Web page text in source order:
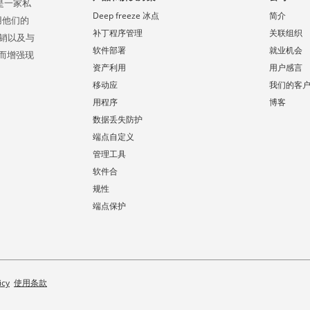
一家私
们的
以及与
增强现
Deep freeze 冰点
补丁程序管理
软件部署
资产利用
移动应
用程序
数据丢失防护
端点自定义
管理工具
软件合
规性
端点保护
简介
关联组织
就业机会
用户感言
我们的客
博客
使用条款